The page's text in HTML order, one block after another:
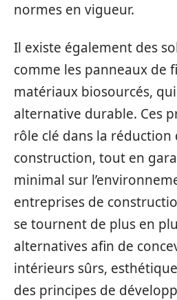
normes en vigueur.
Il existe également des
comme les panneaux de
matériaux biosourcés,
alternative durable. Ces
rôle clé dans la réduction
construction, tout en
minimal sur
entreprises de
se tournent de plus en
alternatives afin de
intérieurs sûrs,
des principes de